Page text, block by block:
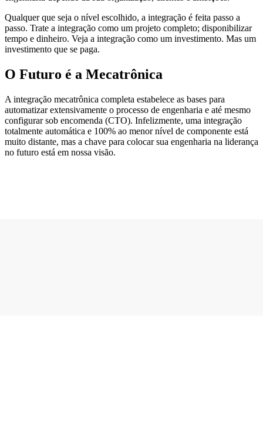
Qualquer que seja o nível escolhido, a integração é feita passo a
passo. Trate a integração como um projeto completo; disponibilizar
tempo e dinheiro. Veja a integração como um investimento. Mas um
investimento que se paga.
O Futuro é a Mecatrônica
A integração mecatrônica completa estabelece as bases para
automatizar extensivamente o processo de engenharia e até mesmo
configurar sob encomenda (CTO). Infelizmente, uma integração
totalmente automática e 100% ao menor nível de componente está
muito distante, mas a chave para colocar sua engenharia na liderança
no futuro está em nossa visão.